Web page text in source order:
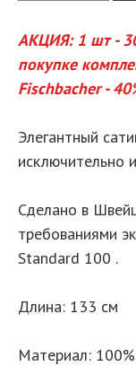
АКЦИЯ: 1 шт -
покупке
Fischbacher -
Элегантный
исключительно
Сделано в
требованиями
Standard 100 .
Длина: 133 см
Материал: